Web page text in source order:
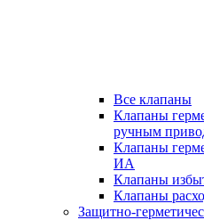
Все клапаны
Клапаны
ручным
Клапаны
ИА
Клапаны
Клапаны
Защитно-